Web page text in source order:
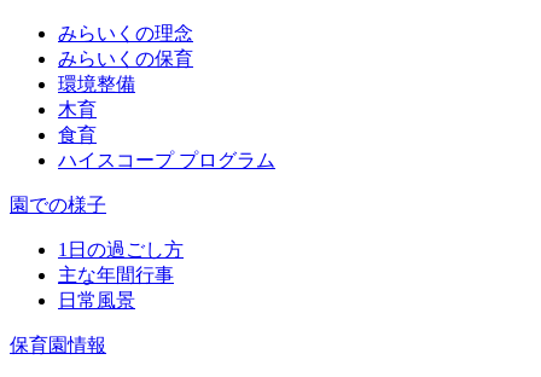
みらいくの理念
みらいくの保育
環境整備
木育
食育
ハイスコープ プログラム
園での様子
1日の過ごし方
主な年間行事
日常風景
保育園情報